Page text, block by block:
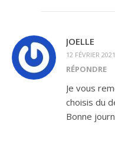
JOELLE
12 FÉVRIER
RÉPONDRE
Je vous
choisis du
Bonne